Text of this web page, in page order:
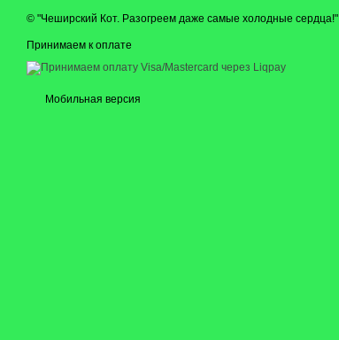
© "Чеширский Кот. Разогреем даже самые холодные сердца!"
Принимаем к оплате
Мобильная версия